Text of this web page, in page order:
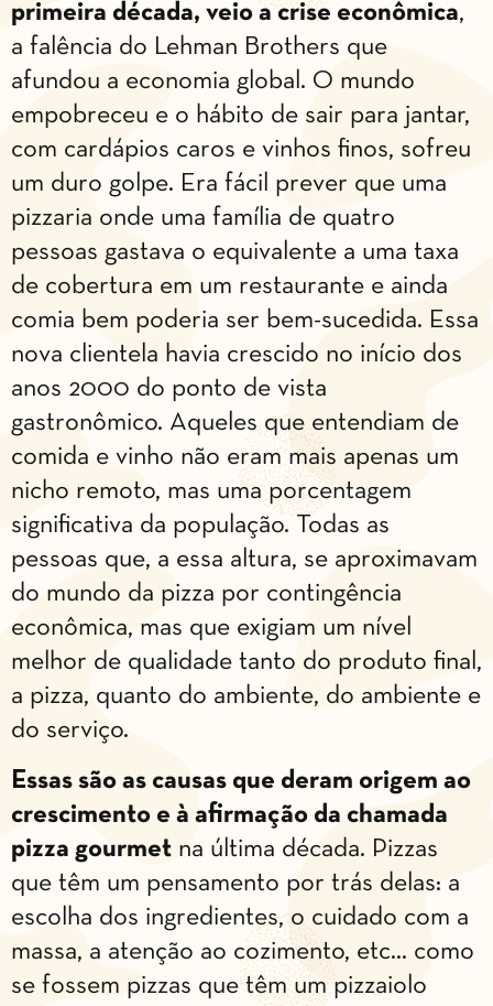
primeira década, veio a crise econômica,
a falência do Lehman Brothers que
afundou a economia global. O mundo
empobreceu e o hábito de sair para jantar,
com cardápios caros e vinhos finos, sofreu
um duro golpe. Era fácil prever que uma
pizzaria onde uma família de quatro
pessoas gastava o equivalente a uma taxa
de cobertura em um restaurante e ainda
comia bem poderia ser bem-sucedida. Essa
nova clientela havia crescido no início dos
anos 2000 do ponto de vista
gastronômico. Aqueles que entendiam de
comida e vinho não eram mais apenas um
nicho remoto, mas uma porcentagem
significativa da população. Todas as
pessoas que, a essa altura, se aproximavam
do mundo da pizza por contingência
econômica, mas que exigiam um nível
melhor de qualidade tanto do produto final,
a pizza, quanto do ambiente, do ambiente e
do serviço.
Essas são as causas que deram origem ao
crescimento e à afirmação da chamada
pizza gourmet na última década. Pizzas
que têm um pensamento por trás delas: a
escolha dos ingredientes, o cuidado com a
massa, a atenção ao cozimento, etc… como
se fossem pizzas que têm um pizzaiolo